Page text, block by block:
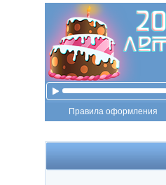
Правила оформления